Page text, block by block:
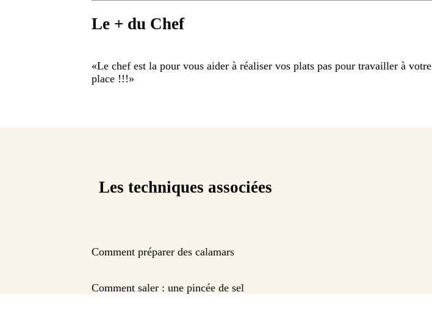
Le + du Chef
«Le chef est la pour vous aider à réaliser vos plats pas pour travailler à votre
place !!!»
Les techniques associées
Comment préparer des calamars
Comment saler : une pincée de sel